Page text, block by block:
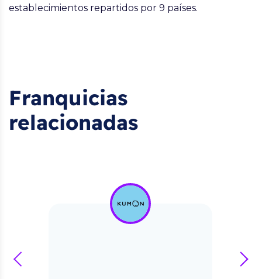
establecimientos repartidos por 9 países.
Franquicias
relacionadas
prev next